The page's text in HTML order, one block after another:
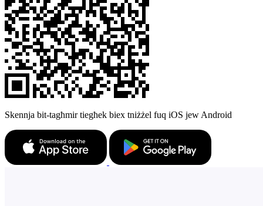
Skennja bit-tagħmir tiegħek biex tniżżel fuq iOS jew Android